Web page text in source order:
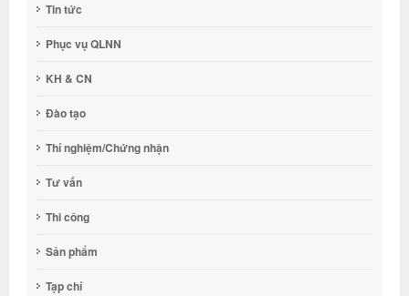
Tin tức
Phục vụ QLNN
KH & CN
Đào tạo
Thí nghiệm/Chứng nhận
Tư vấn
Thi công
Sản phẩm
Tạp chí